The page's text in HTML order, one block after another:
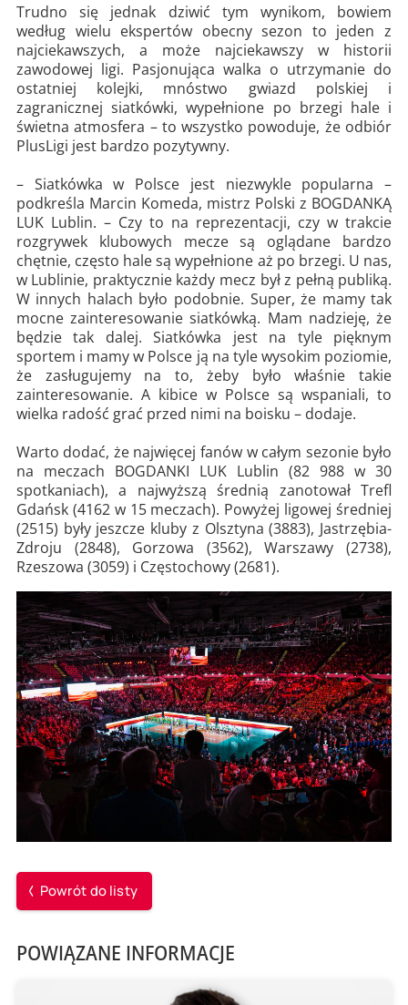
Trudno się jednak dziwić tym wynikom, bowiem
według wielu ekspertów obecny sezon to jeden z
najciekawszych, a może najciekawszy w historii
zawodowej ligi. Pasjonująca walka o utrzymanie do
ostatniej kolejki, mnóstwo gwiazd polskiej i
zagranicznej siatkówki, wypełnione po brzegi hale i
świetna atmosfera – to wszystko powoduje, że odbiór
PlusLigi jest bardzo pozytywny.
– Siatkówka w Polsce jest niezwykle popularna –
podkreśla Marcin Komeda, mistrz Polski z BOGDANKĄ
LUK Lublin. – Czy to na reprezentacji, czy w trakcie
rozgrywek klubowych mecze są oglądane bardzo
chętnie, często hale są wypełnione aż po brzegi. U nas,
w Lublinie, praktycznie każdy mecz był z pełną publiką.
W innych halach było podobnie. Super, że mamy tak
mocne zainteresowanie siatkówką. Mam nadzieję, że
będzie tak dalej. Siatkówka jest na tyle pięknym
sportem i mamy w Polsce ją na tyle wysokim poziomie,
że zasługujemy na to, żeby było właśnie takie
zainteresowanie. A kibice w Polsce są wspaniali, to
wielka radość grać przed nimi na boisku – dodaje.
Warto dodać, że najwięcej fanów w całym sezonie było
na meczach BOGDANKI LUK Lublin (82 988 w 30
spotkaniach), a najwyższą średnią zanotował Trefl
Gdańsk (4162 w 15 meczach). Powyżej ligowej średniej
(2515) były jeszcze kluby z Olsztyna (3883), Jastrzębia-
Zdroju (2848), Gorzowa (3562), Warszawy (2738),
Rzeszowa (3059) i Częstochowy (2681).
Powrót do listy
POWIĄZANE INFORMACJE